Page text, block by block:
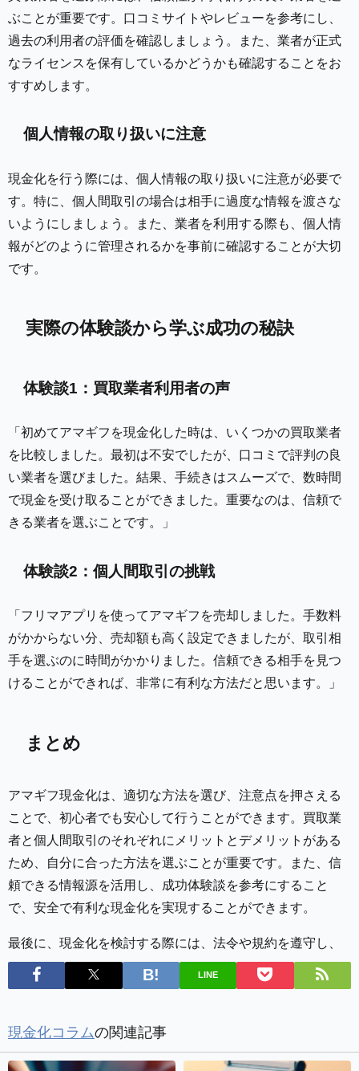
ぶことが重要です。口コミサイトやレビューを参考にし、
過去の利用者の評価を確認しましょう。また、業者が正式
なライセンスを保有しているかどうかも確認することをお
すすめします。
個人情報の取り扱いに注意
現金化を行う際には、個人情報の取り扱いに注意が必要で
す。特に、個人間取引の場合は相手に過度な情報を渡さな
いようにしましょう。また、業者を利用する際も、個人情
報がどのように管理されるかを事前に確認することが大切
です。
実際の体験談から学ぶ成功の秘訣
体験談1：買取業者利用者の声
「初めてアマギフを現金化した時は、いくつかの買取業者
を比較しました。最初は不安でしたが、口コミで評判の良
い業者を選びました。結果、手続きはスムーズで、数時間
で現金を受け取ることができました。重要なのは、信頼で
きる業者を選ぶことです。」
体験談2：個人間取引の挑戦
「フリマアプリを使ってアマギフを売却しました。手数料
がかからない分、売却額も高く設定できましたが、取引相
手を選ぶのに時間がかかりました。信頼できる相手を見つ
けることができれば、非常に有利な方法だと思います。」
まとめ
アマギフ現金化は、適切な方法を選び、注意点を押さえる
ことで、初心者でも安心して行うことができます。買取業
者と個人間取引のそれぞれにメリットとデメリットがある
ため、自分に合った方法を選ぶことが重要です。また、信
頼できる情報源を活用し、成功体験談を参考にすること
で、安全で有利な現金化を実現することができます。
最後に、現金化を検討する際には、法令や規約を遵守し、
LINE
現金化コラムの関連記事